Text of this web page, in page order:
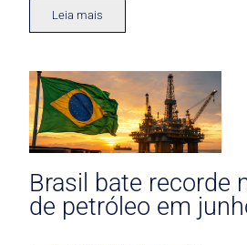
Leia mais
Brasil bate recorde
de petróleo em